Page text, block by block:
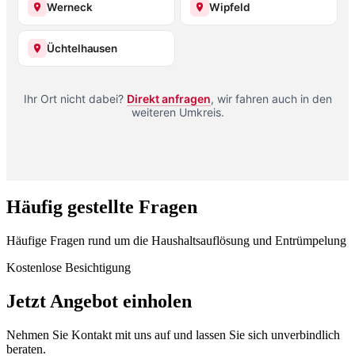
Werneck Wipfeld
Üchtelhausen
Ihr Ort nicht dabei? Direkt anfragen, wir fahren auch in den
weiteren Umkreis.
Häufig gestellte Fragen
Häufige Fragen rund um die Haushaltsauflösung und Entrümpelung
Kostenlose Besichtigung
Jetzt Angebot einholen
Nehmen Sie Kontakt mit uns auf und lassen Sie sich unverbindlich
beraten.